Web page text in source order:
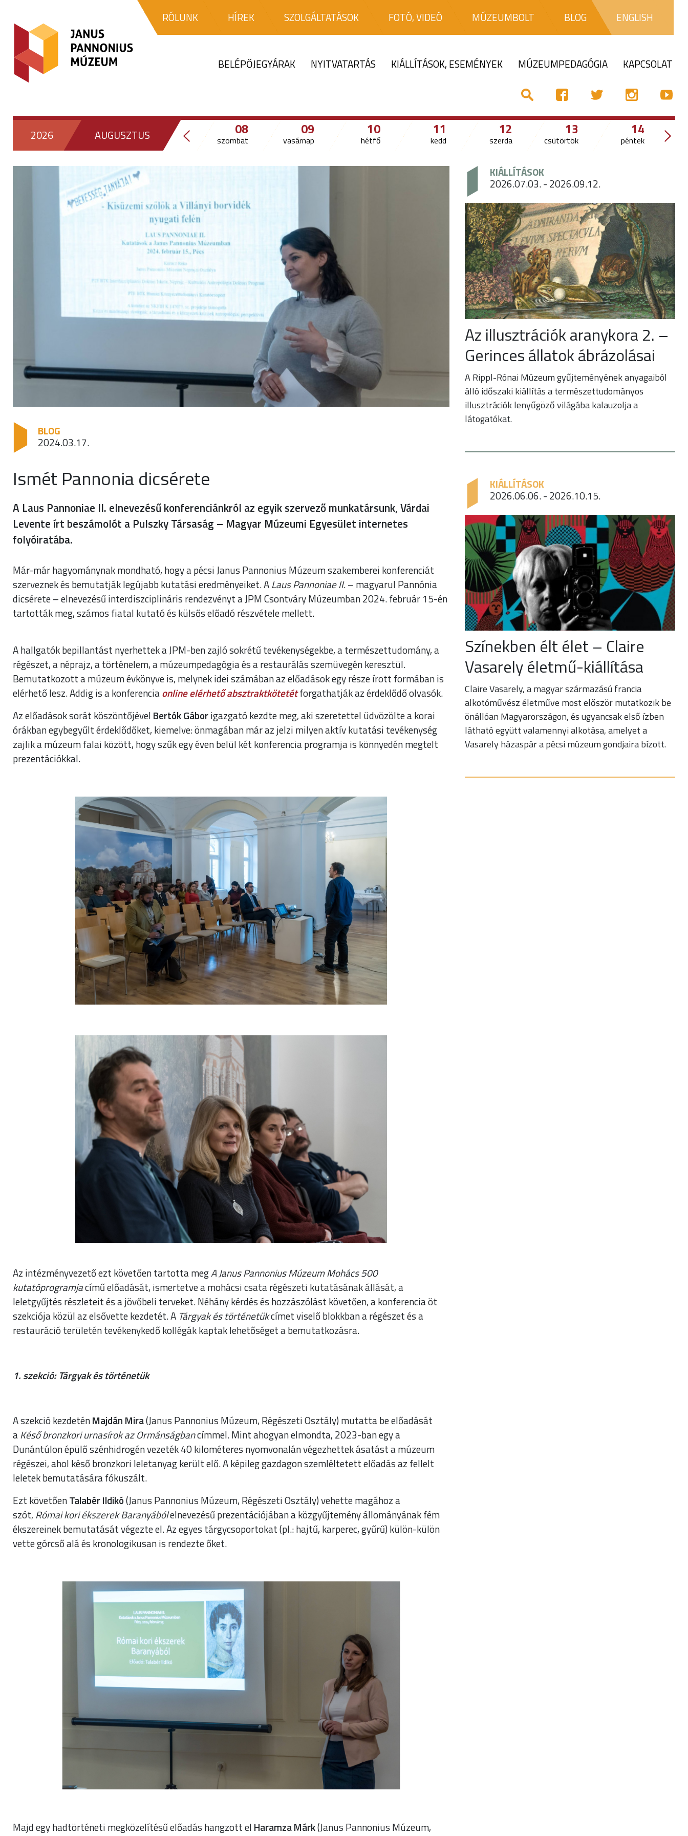
RÓLUNK HÍREK SZOLGÁLTATÁSOK FOTÓ, VIDEÓ MÚZEUMBOLT BLOG ENGLISH
BELÉPŐJEGYÁRAK NYITVATARTÁS KIÁLLÍTÁSOK, ESEMÉNYEK MÚZEUMPEDAGÓGIA KAPCSOLAT
2026 AUGUSZTUS 08
szombat
09
vasárnap
10
hétfő
11
kedd
12
szerda
13
csütörtök
14
péntek
BLOG
2024.03.17.
Ismét Pannonia dicsérete
A Laus Pannoniae II. elnevezésű konferenciánkról az egyik szervező munkatársunk, Várdai
Levente írt beszámolót a Pulszky Társaság – Magyar Múzeumi Egyesület internetes
folyóiratába.
Már-már hagyománynak mondható, hogy a pécsi Janus Pannonius Múzeum szakemberei konferenciát
szerveznek és bemutatják legújabb kutatási eredményeiket. ALaus Pannoniae II.– magyarul Pannónia
dicsérete – elnevezésű interdiszciplináris rendezvényt a JPM Csontváry Múzeumban 2024. február 15-én
tartották meg, számos fiatal kutató és külsős előadó részvétele mellett.
A hallgatók bepillantást nyerhettek a JPM-ben zajló sokrétű tevékenységekbe, a természettudomány, a
régészet, a néprajz, a történelem, a múzeumpedagógia és a restaurálás szemüvegén keresztül.
Bemutatkozott a múzeum évkönyve is, melynek idei számában az előadások egy része írott formában is
elérhető lesz. Addig is a konferenciaonline elérhető absztraktkötetétforgathatják az érdeklődő olvasók.
Az előadások sorát köszöntőjével Bertók Gáborigazgató kezdte meg, aki szeretettel üdvözölte a korai
órákban egybegyűlt érdeklődőket, kiemelve: önmagában már az jelzi milyen aktív kutatási tevékenység
zajlik a múzeum falai között, hogy szűk egy éven belül két konferencia programja is könnyedén megtelt
prezentációkkal.
Az intézményvezető ezt követően tartotta megA Janus Pannonius Múzeum Mohács 500
kutatóprogramjacímű előadását, ismertetve a mohácsi csata régészeti kutatásának állását, a
leletgyűjtés részleteit és a jövőbeli terveket. Néhány kérdés és hozzászólást követően, a konferencia öt
szekciója közül az elsővette kezdetét. A Tárgyak és történetükcímet viselő blokkban a régészet és a
restauráció területén tevékenykedő kollégák kaptak lehetőséget a bemutatkozásra.
1. szekció: Tárgyak és történetük
A szekció kezdeténMajdán Mira(Janus Pannonius Múzeum, Régészeti Osztály) mutatta be előadását
aKéső bronzkori urnasírok az Ormánságbancímmel. Mint ahogyan elmondta, 2023-ban egy a
Dunántúlon épülő szénhidrogén vezeték 40 kilométeres nyomvonalán végezhettek ásatást a múzeum
régészei, ahol késő bronzkori leletanyag került elő. A képileg gazdagon szemléltetett előadás az fellelt
leletek bemutatására fókuszált.
Ezt követőenTalabér Ildikó(Janus Pannonius Múzeum, Régészeti Osztály) vehette magához a
szót, Római kori ékszerek Baranyábólelnevezésű prezentációjában a közgyűjtemény állományának fém
ékszereinek bemutatását végezte el. Az egyes tárgycsoportokat (pl.: hajtű, karperec, gyűrű) külön-külön
vette górcső alá és kronologikusan is rendezte őket.
Majd egy hadtörténeti megközelítésű előadás hangzott el Haramza Márk(Janus Pannonius Múzeum,
KIÁLLÍTÁSOK
2026.07.03. - 2026.09.12.
Az illusztrációk aranykora 2. –
Gerinces állatok ábrázolásai
A Rippl-Rónai Múzeum gyűjteményének anyagaiból
álló időszaki kiállítás a természettudományos
illusztrációk lenyűgöző világába kalauzolja a
látogatókat.
KIÁLLÍTÁSOK
2026.06.06. - 2026.10.15.
Színekben élt élet – Claire
Vasarely életmű-kiállítása
Claire Vasarely, a magyar származású francia
alkotóművész életműve most először mutatkozik be
önállóan Magyarországon, és ugyancsak első ízben
látható együtt valamennyi alkotása, amelyet a
Vasarely házaspár a pécsi múzeum gondjaira bízott.